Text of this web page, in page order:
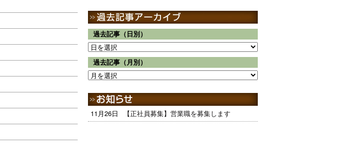
過去記事（日別）
過去記事（月別）
11月26日 【正社員募集】営業職を募集します